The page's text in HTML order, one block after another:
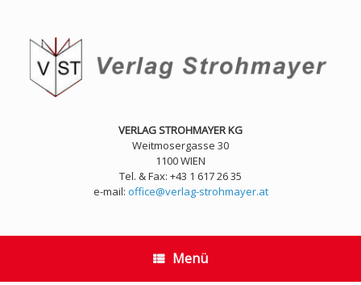
springen
VERLAG STROHMAYER KG
Weitmosergasse 30
1100 WIEN
Tel. & Fax: +43 1 617 26 35
e-mail: office@verlag-strohmayer.at
Menü